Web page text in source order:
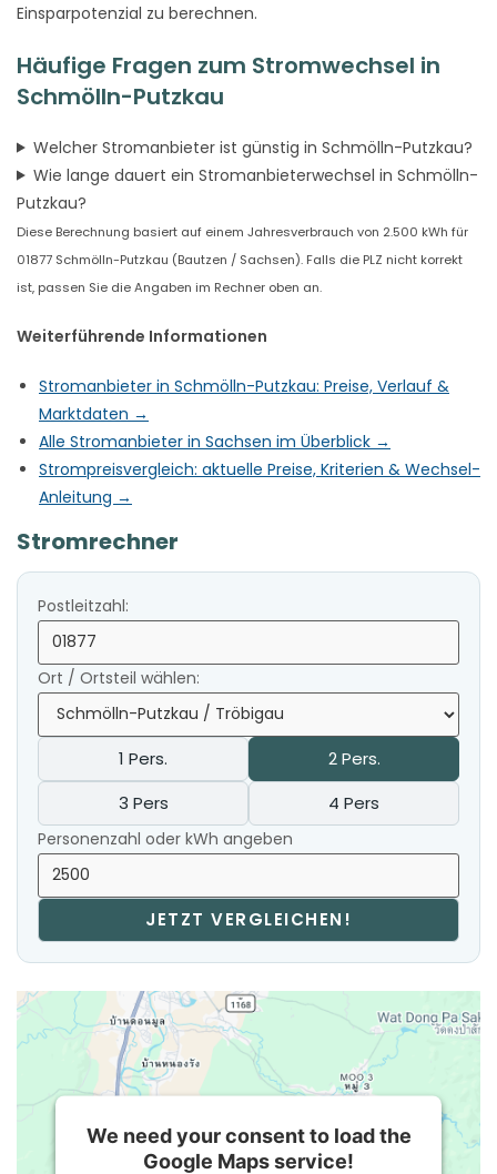
Einsparpotenzial zu berechnen.
Häufige Fragen zum Stromwechsel in
Schmölln-Putzkau
Welcher Stromanbieter ist günstig in Schmölln-Putzkau?
Wie lange dauert ein Stromanbieterwechsel in Schmölln-
Putzkau?
Diese Berechnung basiert auf einem Jahresverbrauch von 2.500 kWh für
01877 Schmölln-Putzkau (Bautzen / Sachsen). Falls die PLZ nicht korrekt
ist, passen Sie die Angaben im Rechner oben an.
Weiterführende Informationen
Stromanbieter in Schmölln-Putzkau: Preise, Verlauf &
Marktdaten →
Alle Stromanbieter in Sachsen im Überblick →
Strompreisvergleich: aktuelle Preise, Kriterien & Wechsel-
Anleitung →
Stromrechner
Postleitzahl:
Ort / Ortsteil wählen:
1 Pers.
2 Pers.
3 Pers
4 Pers
Personenzahl oder kWh angeben
JETZT VERGLEICHEN!
We need your consent to load the
Google Maps service!